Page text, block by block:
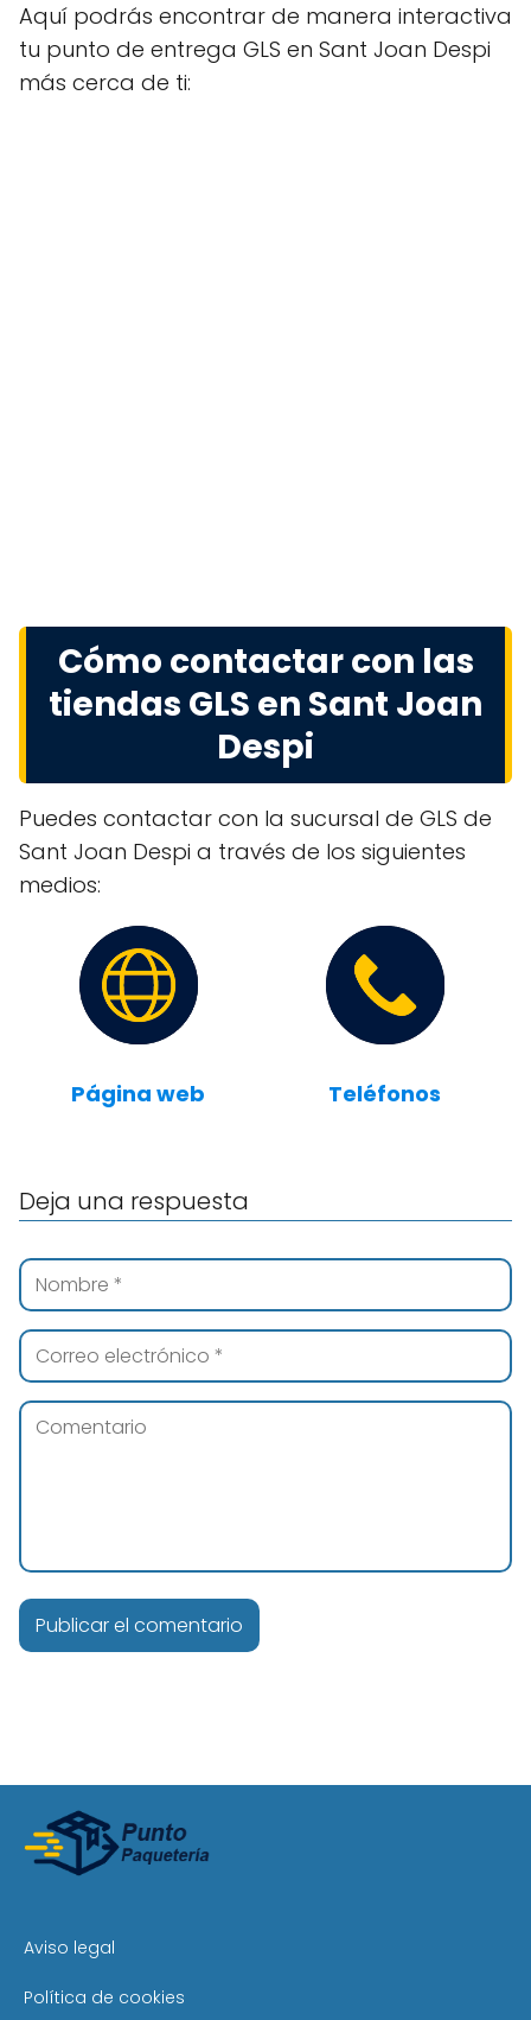
Aquí podrás encontrar de manera interactiva
tu punto de entrega GLS en Sant Joan Despi
más cerca de ti:
Cómo contactar con las
tiendas GLS en Sant Joan
Despi
Puedes contactar con la sucursal de GLS de
Sant Joan Despi a través de los siguientes
medios:
Página web Teléfonos
Deja una respuesta
Aviso legal
Política de cookies